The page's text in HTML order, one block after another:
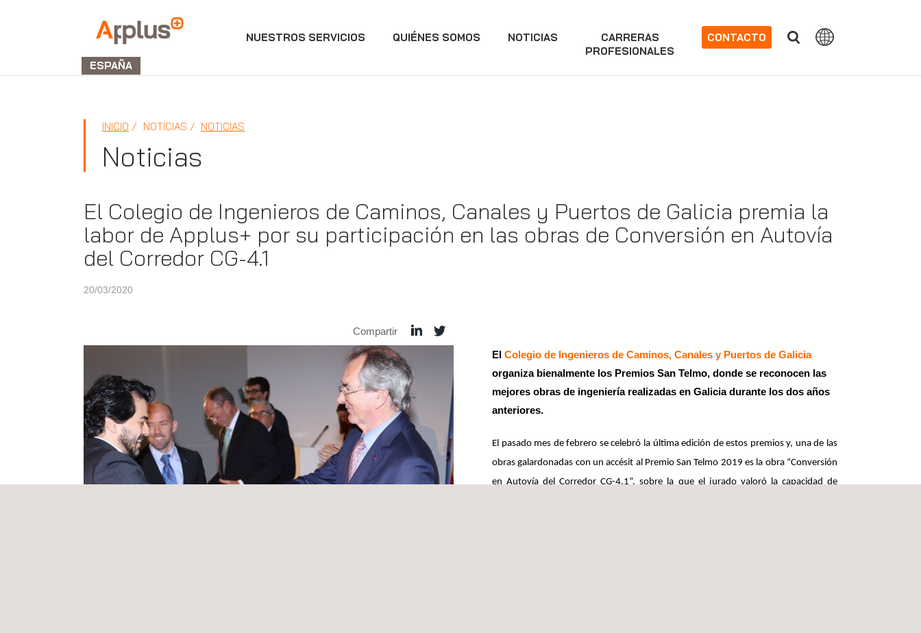
Applus+
GROUP
ESPAÑA
NUESTROS SERVICIOS QUIÉNES SOMOS NOTICIAS
CARRERAS
PROFESIONALES
CONTACTO
INICIO NOTICIAS NOTICIAS
Noticias
El Colegio de Ingenieros de Caminos, Canales y Puertos de Galicia premia la
labor de Applus+ por su participación en las obras de Conversión en Autovía
del Corredor CG-4.1
20/03/2020
Compartir
El Colegio de Ingenieros de Caminos, Canales y Puertos de Galicia
organiza bienalmente los Premios San Telmo, donde se reconocen las
mejores obras de ingeniería realizadas en Galicia durante los dos años
anteriores.
El pasado mes de febrero se celebró la última edición de estos premios y, una de las
obras galardonadas con un accésit al Premio San Telmo 2019 es la obra “Conversión
en Autovía del Corredor CG-4.1”, sobre la que el jurado valoró la capacidad de